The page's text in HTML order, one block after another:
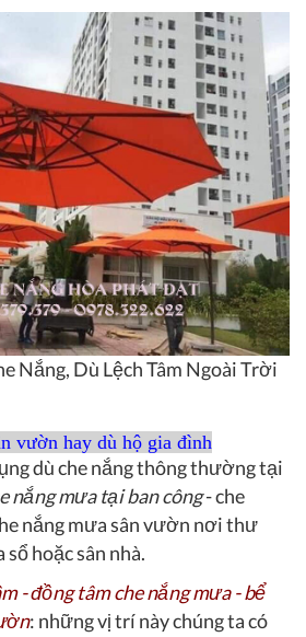
Nắng, Dù Lệch Tâm Ngoài Trời
vườn hay dù hộ gia đình
dù che nắng thông thường tại
nắng mưa tại ban công- che
nắng mưa sân vườn nơi thư
hoặc sân nhà.
- đồng tâm che nắng mưa - bể
: những vị trí này chúng ta có